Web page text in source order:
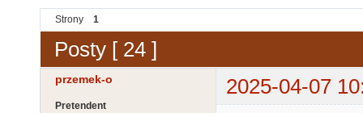
Strony 1
Posty [ 24 ]
przemek-o 2025-04-07
Pretendent